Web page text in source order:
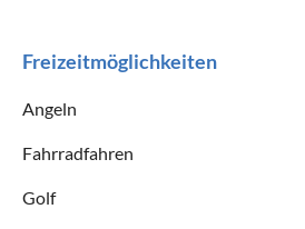
Freizeitmöglichkeiten
Angeln
Fahrradfahren
Golf